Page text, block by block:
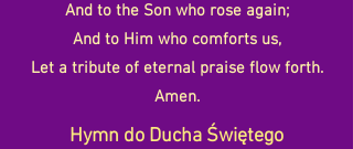
And to the Son who rose again;
And to Him who comforts us,
Let a tribute of eternal praise flow forth.
Amen.
Hymn do Ducha Świętego